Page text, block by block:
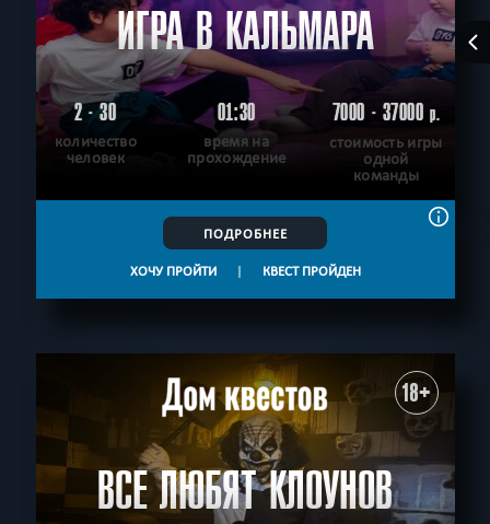
ИГРА В КАЛЬМАРА
2 - 30
количество
человек
01:30
время на
прохождение
7000 - 37000р.
стоимость игры
одной
команды
ПОДРОБНЕЕ
ХОЧУ ПРОЙТИ | КВЕСТ ПРОЙДЕН
18+
ВСЕ ЛЮБЯТ КЛОУНОВ